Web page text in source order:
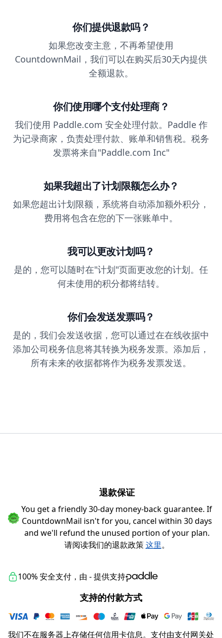
你们提供退款吗？
如果您改变主意，不再希望使用
CountdownMail，我们可以在购买后30天内提供
全额退款。
你们使用哪个支付处理商？
我们使用 Paddle.com 安全处理付款。Paddle 作
为记录商家，负责处理付款、账单和销售税。税务
发票将来自"Paddle.com Inc"
如果我超出了计划限额怎么办？
如果您超出计划限额，系统将自动添加额外积分，
费用将包含在您的下一张账单中。
我可以更改计划吗？
是的，您可以随时在"计划"页面更改您的计划。任
何未使用的积分都将结转。
你们会发送发票吗？
是的，我们会发送收据，您可以通过在在线收据中
添加公司税务信息将其转换为税务发票。添加后，
所有未来的收据都将作为税务发票发送。
退款保证
You get a friendly 30-day money-back guarantee. If
CountdownMail isn't for you, cancel within 30 days
and we'll refund the unused portion of your plan.
请阅读我们的退款政策这里。
100% 安全支付，由 - 提供支持
支持的付款方式
我们不在服务器上存储任何信用卡信息。支付由支付网关处